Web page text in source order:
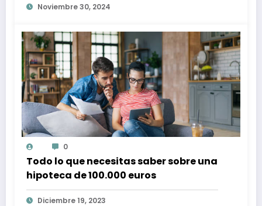
Noviembre 30, 2024
0
Todo lo que necesitas saber sobre una
hipoteca de 100.000 euros
Diciembre 19, 2023